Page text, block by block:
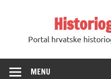
Portal hrvatske
MENU